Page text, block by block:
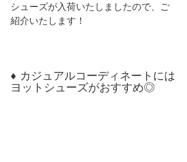
シューズが入荷いたしましたので、ご
紹介いたします！
♦ カジュアルコーディネートには
ヨットシューズがおすすめ◎